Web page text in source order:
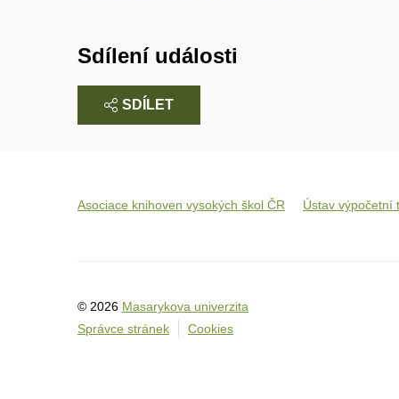
Sdílení události
SDÍLET
Asociace knihoven vysokých škol ČR Ústav výpočetní
© 2026 Masarykova univerzita
Správce stránek
Cookies